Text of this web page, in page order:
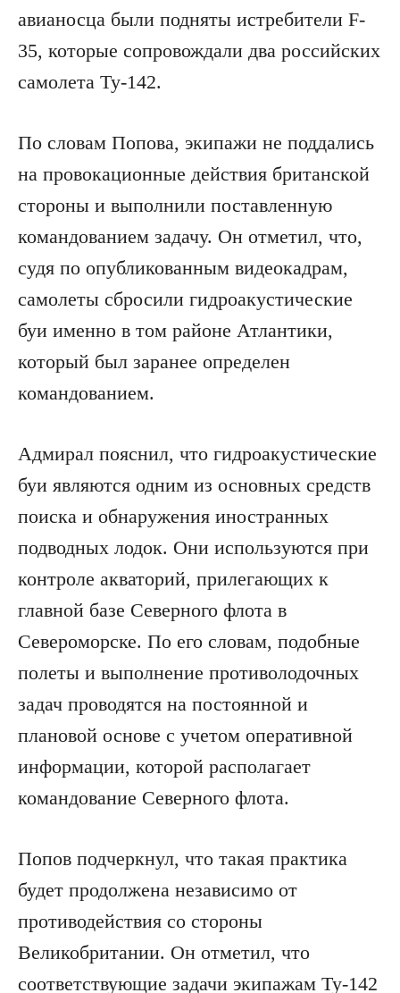
авианосца были подняты истребители F-
35, которые сопровождали два российских
самолета Ту-142.
По словам Попова, экипажи не поддались
на провокационные действия британской
стороны и выполнили поставленную
командованием задачу. Он отметил, что,
судя по опубликованным видеокадрам,
самолеты сбросили гидроакустические
буи именно в том районе Атлантики,
который был заранее определен
командованием.
Адмирал пояснил, что гидроакустические
буи являются одним из основных средств
поиска и обнаружения иностранных
подводных лодок. Они используются при
контроле акваторий, прилегающих к
главной базе Северного флота в
Североморске. По его словам, подобные
полеты и выполнение противолодочных
задач проводятся на постоянной и
плановой основе с учетом оперативной
информации, которой располагает
командование Северного флота.
Попов подчеркнул, что такая практика
будет продолжена независимо от
противодействия со стороны
Великобритании. Он отметил, что
соответствующие задачи экипажам Ту-142